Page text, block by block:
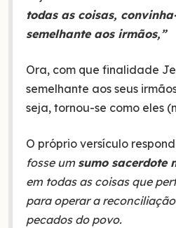
todas as coisas,
semelhante aos irmãos,”
Ora, com que finalidade
semelhante aos seus
seja, tornou-se como eles
O próprio versículo
fosse umsumo sacerdote
em todas as coisas que
para operar a
pecados do povo.